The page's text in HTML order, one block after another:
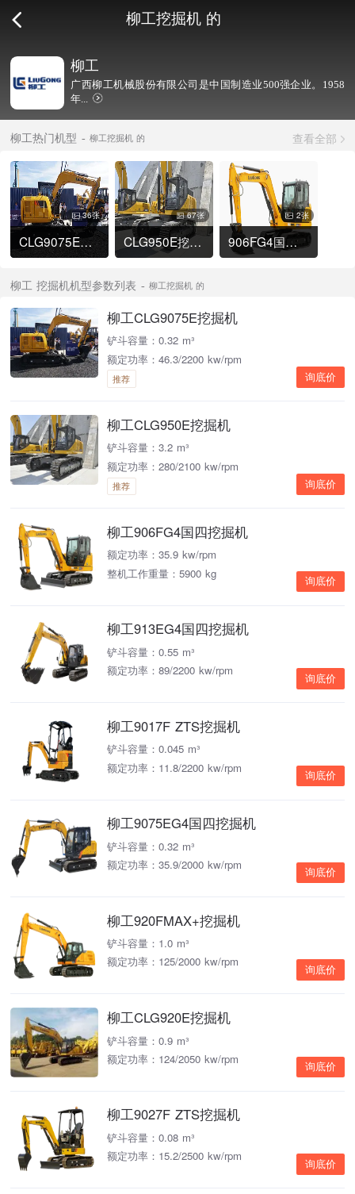
柳工挖掘机 的
柳工
广西柳工机械股份有限公司是中国制造业500强企业。1958
年...
柳工热门机型 柳工挖掘机 的 查看全部
36张
CLG9075E挖掘机
67张
CLG950E挖掘机
2张
906FG4国四挖掘机
柳工 挖掘机机型参数列表 柳工挖掘机 的
柳工CLG9075E挖掘机
铲斗容量：0.32 m³
额定功率：46.3/2200 kw/rpm
推荐 询底价
柳工CLG950E挖掘机
铲斗容量：3.2 m³
额定功率：280/2100 kw/rpm
推荐 询底价
柳工906FG4国四挖掘机
额定功率：35.9 kw/rpm
整机工作重量：5900 kg
询底价
柳工913EG4国四挖掘机
铲斗容量：0.55 m³
额定功率：89/2200 kw/rpm
询底价
柳工9017F ZTS挖掘机
铲斗容量：0.045 m³
额定功率：11.8/2200 kw/rpm
询底价
柳工9075EG4国四挖掘机
铲斗容量：0.32 m³
额定功率：35.9/2000 kw/rpm
询底价
柳工920FMAX+挖掘机
铲斗容量：1.0 m³
额定功率：125/2000 kw/rpm
询底价
柳工CLG920E挖掘机
铲斗容量：0.9 m³
额定功率：124/2050 kw/rpm
询底价
柳工9027F ZTS挖掘机
铲斗容量：0.08 m³
额定功率：15.2/2500 kw/rpm
询底价